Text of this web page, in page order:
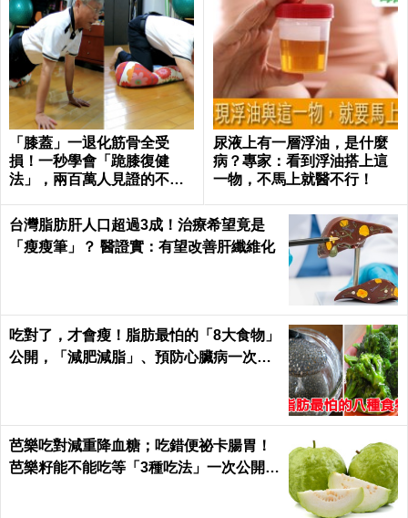
「膝蓋」一退化筋骨全受
損！一秒學會「跪膝復健
法」，兩百萬人見證的不老
尿液上有一層浮油，是什麼
病？專家：看到浮油搭上這
一物，不馬上就醫不行！
台灣脂肪肝人口超過3成！治療希望竟是
「瘦瘦筆」？ 醫證實：有望改善肝纖維化
吃對了，才會瘦！脂肪最怕的「8大食物」
公開，「減肥減脂」、預防心臟病一次滿
芭樂吃對減重降血糖；吃錯便祕卡腸胃！
芭樂籽能不能吃等「3種吃法」一次公開｜